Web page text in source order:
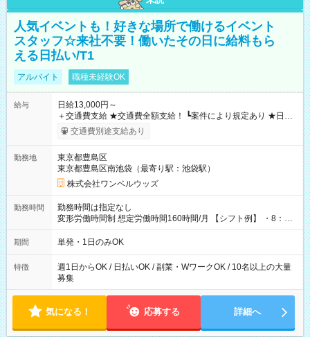
人気イベントも！好きな場所で働けるイベント
スタッフ☆来社不要！働いたその日に給料もら
える日払い/T1
アルバイト 職種未経験OK
給与
日給13,000円～
＋交通費支給 ★交通費全額支給！ ┗案件により規定あり ★日払
いOK！（規定あり） ┗働いたその日に現金GET♪ お仕事後はコ
ンビニATMから 日払い分を引き落とせます！ 【試用期間】試
交通費別途支給あり
勤務地
東京都豊島区
東京都豊島区南池袋（最寄り駅：池袋駅）
株式会社ワンベルウッズ
勤務時間
勤務時間は指定なし
変形労働時間制 想定労働時間160時間/月 【シフト例】 ・8：00
～21：00
期間 単発・1日のみOK
特徴
週1日からOK / 日払いOK / 副業・WワークOK / 10名以上の大量
募集
気になる！ 応募する 詳細へ